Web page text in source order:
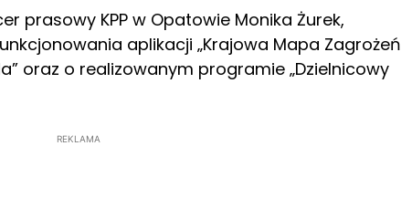
prasowy KPP w Opatowie Monika Żurek,
aplikacji „Krajowa Mapa Zagrożeń
oraz o realizowanym programie „Dzielnicowy
REKLAMA